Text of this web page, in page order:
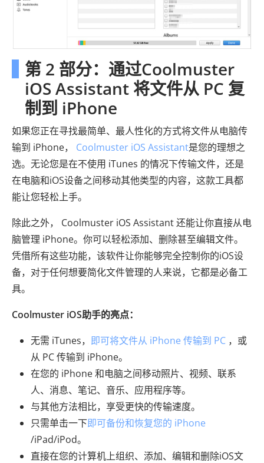
第 2 部分：通过Coolmuster
iOS Assistant 将文件从 PC 复
制到 iPhone
如果您正在寻找最简单、最人性化的方式将文件从电脑传
输到 iPhone， Coolmuster iOS Assistant是您的理想之
选。无论您是在不使用 iTunes 的情况下传输文件，还是
在电脑和iOS设备之间移动其他类型的内容，这款工具都
能让您轻松上手。
除此之外， Coolmuster iOS Assistant 还能让你直接从电
脑管理 iPhone。你可以轻松添加、删除甚至编辑文件。
凭借所有这些功能，该软件让你能够完全控制你的iOS设
备，对于任何想要简化文件管理的人来说，它都是必备工
具。
Coolmuster iOS助手的亮点：
无需 iTunes， 即可将文件从 iPhone 传输到 PC ，或
从 PC 传输到 iPhone。
在您的 iPhone 和电脑之间移动照片、视频、联系
人、消息、笔记、音乐、应用程序等。
与其他方法相比，享受更快的传输速度。
只需单击一下即可备份和恢复您的 iPhone
/iPad/iPod。
直接在您的计算机上组织、添加、编辑和删除iOS文